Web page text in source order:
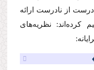
از نادرست ارائه
كرده‌اند: نظریه‌های